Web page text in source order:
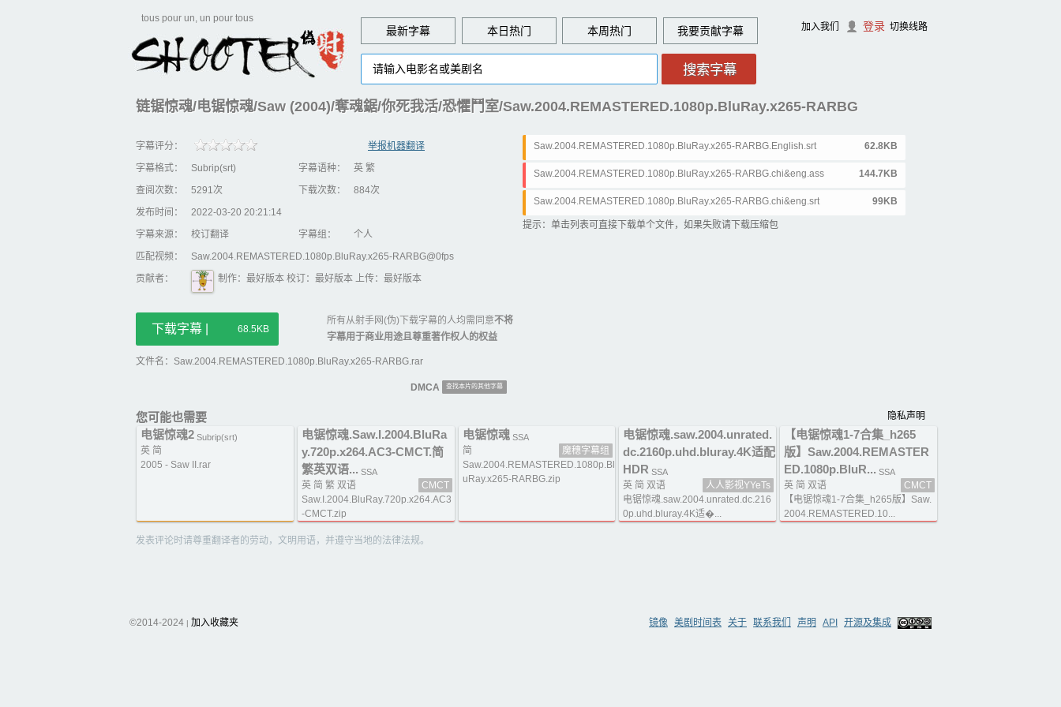
tous pour un, un pour tous
最新字幕 本日热门 本周热门 贡献字幕 加入我们 登录 切换线路
链锯惊魂/电锯惊魂/Saw (2004)/奪魂鋸/你死我活/恐懼鬥室/Saw.2004.REMASTERED.1080p.BluRay.x265-RARBG
字幕评分：
举报机器翻译
字幕格式：
Subrip(srt) 字幕语种：
英 繁
查阅次数：
5291次 下载次数：
884次
发布时间：
2022-03-20 20:21:14
字幕来源：
校订翻译 字幕组：
个人
匹配视频：
Saw.2004.REMASTERED.1080p.BluRay.x265-RARBG@0fps
贡献者：
制作：最好版本 校订：最好版本 上传：最好版本
下载字幕 | 68.5KB
所有从射手网(伪)下载字幕的人均需同意不将
字幕用于商业用途且尊重著作权人的权益
文件名：Saw.2004.REMASTERED.1080p.BluRay.x265-RARBG.rar
Saw.2004.REMASTERED.1080p.BluRay.x265-RARBG.English.srt 62.8KB
Saw.2004.REMASTERED.1080p.BluRay.x265-RARBG.chi&eng.ass 144.7KB
Saw.2004.REMASTERED.1080p.BluRay.x265-RARBG.chi&eng.srt 99KB
提示：单击列表可直接下载单个文件，如果失败请下载压缩包
DMCA 查找本片的其他字幕
您可能也需要 隐私声明
电锯惊魂2 Subrip(srt)
英 简
2005 - Saw II.rar
电锯惊魂.Saw.I.2004.BluRa
y.720p.x264.AC3-CMCT.简
繁英双语... SSA
英 简 繁 双语
CMCT
Saw.I.2004.BluRay.720p.x264.AC3
-CMCT.zip
电锯惊魂 SSA
简
魔穗字幕组
Saw.2004.REMASTERED.1080p.Bl
uRay.x265-RARBG.zip
电锯惊魂.saw.2004.unrated.
dc.2160p.uhd.bluray.4K适配
HDR SSA
英 简 双语
人人影视YYeTs
电锯惊魂.saw.2004.unrated.dc.216
0p.uhd.bluray.4K适�...
【电锯惊魂1-7合集_h265
版】Saw.2004.REMASTER
ED.1080p.BluR... SSA
英 简 双语
CMCT
【电锯惊魂1-7合集_h265版】Saw.
2004.REMASTERED.10...
发表评论时请尊重翻译者的劳动，文明用语，并遵守当地的法律法规。
©2014-2024 | 加入收藏夹 镜像 美剧时间表 关于 联系我们 声明 API 开源及集成